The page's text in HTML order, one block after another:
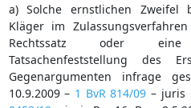
a) Solche ernstlichen Zweifel
Kläger im
Rechtssatz oder
Tatsachenfeststellung des
Gegenargumenten infrage
10.9.2009 – 1 BvR 814/09 – juris